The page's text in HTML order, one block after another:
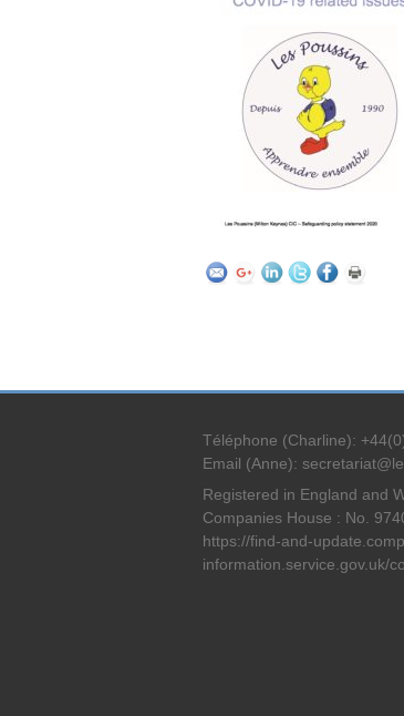
Téléphone (Charline):
Email (Anne):
Registered in England and
Companies House : No.
https://find-and-
information.service.gov.uk/